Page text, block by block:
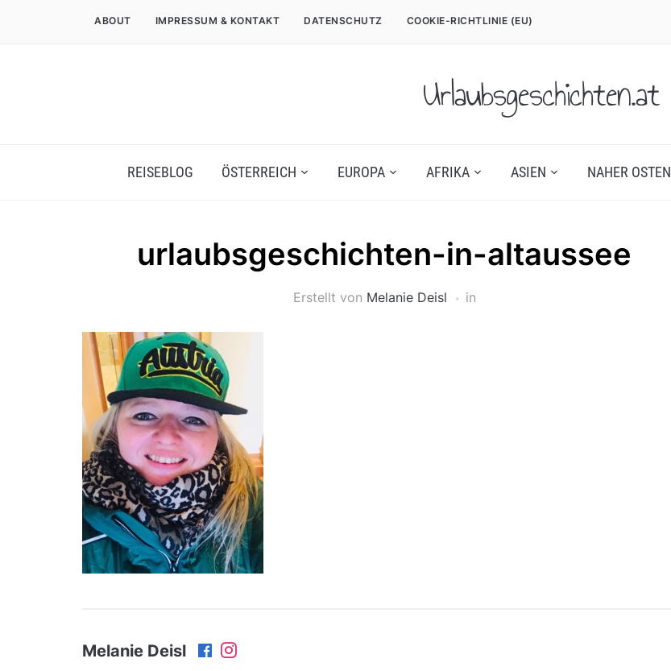
ABOUT IMPRESSUM & KONTAKT DATENSCHUTZ COOKIE-RICHTLINIE (EU)
Urlaubsgeschichten.at
REISEBLOG ÖSTERREICH EUROPA AFRIKA ASIEN NAHER OSTEN
urlaubsgeschichten-in-altaussee
Erstellt von Melanie Deisl in
Melanie Deisl